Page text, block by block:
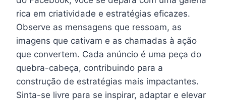
rica em criatividade e estratégias eficazes.
Observe as mensagens que ressoam, as
imagens que cativam e as chamadas à ação
que convertem. Cada anúncio é uma peça do
quebra-cabeça, contribuindo para a
construção de estratégias mais impactantes.
Sinta-se livre para se inspirar, adaptar e elevar